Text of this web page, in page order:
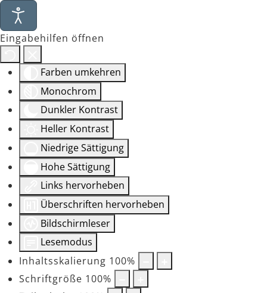
Eingabehilfen öffnen
Farben umkehren
Monochrom
Dunkler Kontrast
Heller Kontrast
Niedrige Sättigung
Hohe Sättigung
Links hervorheben
Überschriften hervorheben
Bildschirmleser
Lesemodus
Inhaltsskalierung 100%
Schriftgröße 100%